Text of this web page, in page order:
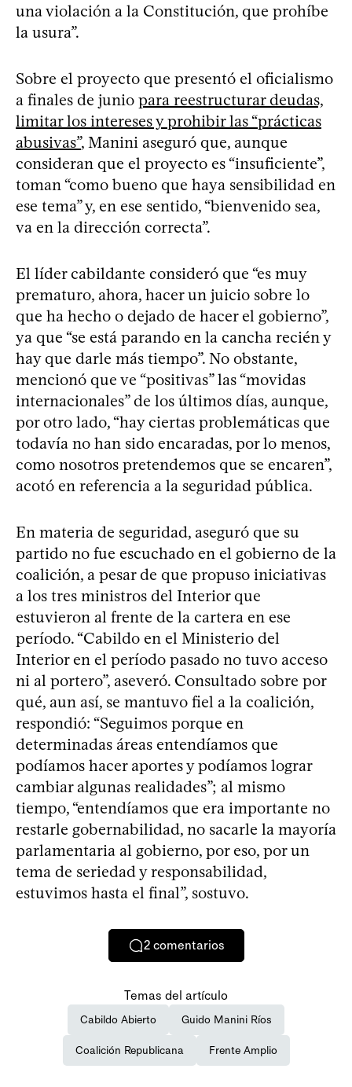
una violación a la Constitución, que prohíbe
la usura”.
Sobre el proyecto que presentó el oficialismo
a finales de junio para reestructurar deudas,
limitar los intereses y prohibir las “prácticas
abusivas”, Manini aseguró que, aunque
consideran que el proyecto es “insuficiente”,
toman “como bueno que haya sensibilidad en
ese tema” y, en ese sentido, “bienvenido sea,
va en la dirección correcta”.
El líder cabildante consideró que “es muy
prematuro, ahora, hacer un juicio sobre lo
que ha hecho o dejado de hacer el gobierno”,
ya que “se está parando en la cancha recién y
hay que darle más tiempo”. No obstante,
mencionó que ve “positivas” las “movidas
internacionales” de los últimos días, aunque,
por otro lado, “hay ciertas problemáticas que
todavía no han sido encaradas, por lo menos,
como nosotros pretendemos que se encaren”,
acotó en referencia a la seguridad pública.
En materia de seguridad, aseguró que su
partido no fue escuchado en el gobierno de la
coalición, a pesar de que propuso iniciativas
a los tres ministros del Interior que
estuvieron al frente de la cartera en ese
período. “Cabildo en el Ministerio del
Interior en el período pasado no tuvo acceso
ni al portero”, aseveró. Consultado sobre por
qué, aun así, se mantuvo fiel a la coalición,
respondió: “Seguimos porque en
determinadas áreas entendíamos que
podíamos hacer aportes y podíamos lograr
cambiar algunas realidades”; al mismo
tiempo, “entendíamos que era importante no
restarle gobernabilidad, no sacarle la mayoría
parlamentaria al gobierno, por eso, por un
tema de seriedad y responsabilidad,
estuvimos hasta el final”, sostuvo.
2 comentarios
Temas del artículo
Cabildo Abierto Guido Manini Ríos
Coalición Republicana Frente Amplio